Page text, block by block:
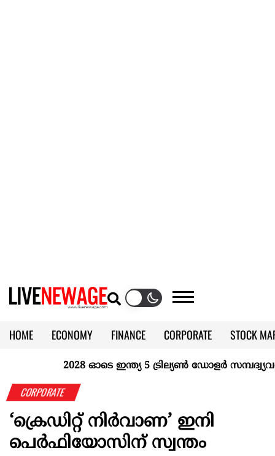
HOME ECONOMY FINANCE CORPORATE
STOCK
KERALA @70
2028 ഓടെ ഇന്ത്യ 5 ട്രില്യണ്‍ ഡോളര്‍
CORPORATE
‘ക്രെഡിറ്റ് നിർവാണ’ ഇനി
പെർഫിയോസിന് സ്വന്തം